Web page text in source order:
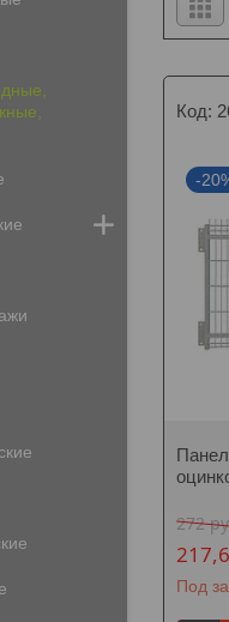
-
272
Под